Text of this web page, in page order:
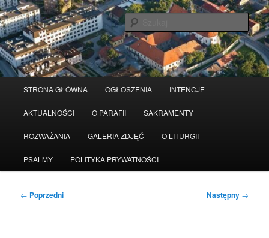
Przeskocz
do
tekstu
STRONA GŁÓWNA OGŁOSZENIA INTENCJE
AKTUALNOŚCI O PARAFII SAKRAMENTY
ROZWAŻANIA GALERIA ZDJĘĆ O LITURGII
PSALMY POLITYKA PRYWATNOŚCI
Nawigacja
← Poprzedni Następny →
Serwis wykorzystuje pliki Cookies Czytaj więcej odrzuć